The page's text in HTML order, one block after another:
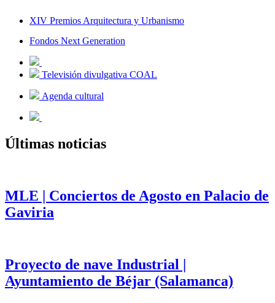
XIV Premios Arquitectura y Urbanismo
Fondos Next Generation
Televisión divulgativa COAL
Agenda cultural
Últimas noticias
MLE | Conciertos de Agosto en Palacio de
Gaviria
Proyecto de nave Industrial |
Ayuntamiento de Béjar (Salamanca)